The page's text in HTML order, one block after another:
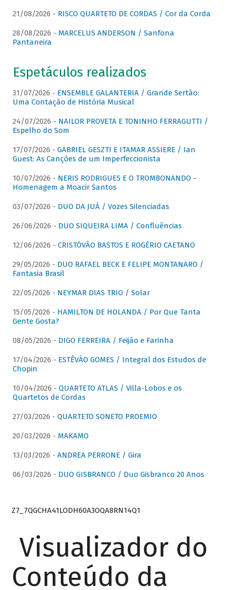
21/08/2026 - RISCO QUARTETO DE CORDAS / Cor da Corda
28/08/2026 - MARCELUS ANDERSON / Sanfona
Pantaneira
Espetáculos realizados
31/07/2026 - ENSEMBLE GALANTERIA / Grande Sertão:
Uma Contação de História Musical
24/07/2026 - NAILOR PROVETA E TONINHO FERRAGUTTI /
Espelho do Som
17/07/2026 - GABRIEL GESZTI E ITAMAR ASSIERE / Ian
Guest: As Canções de um Imperfeccionista
10/07/2026 - NERIS RODRIGUES E O TROMBONANDO -
Homenagem a Moacir Santos
03/07/2026 - DUO DA JUÁ / Vozes Silenciadas
26/06/2026 - DUO SIQUEIRA LIMA / Confluências
12/06/2026 - CRISTÓVÃO BASTOS E ROGÉRIO CAETANO
29/05/2026 - DUO RAFAEL BECK E FELIPE MONTANARO /
Fantasia Brasil
22/05/2026 - NEYMAR DIAS TRIO / Solar
15/05/2026 - HAMILTON DE HOLANDA / Por Que Tanta
Gente Gosta?
08/05/2026 - DIGO FERREIRA / Feijão e Farinha
17/04/2026 - ESTÊVÃO GOMES / Integral dos Estudos de
Chopin
10/04/2026 - QUARTETO ATLAS / Villa-Lobos e os
Quartetos de Cordas
27/03/2026 - QUARTETO SONETO PROEMIO
20/03/2026 - MAKAMO
13/03/2026 - ANDREA PERRONE / Gira
06/03/2026 - DUO GISBRANCO / Duo Gisbranco 20 Anos
Z7_7QGCHA41LODH60A3OQA8RN14Q1
Visualizador do
Conteúdo da